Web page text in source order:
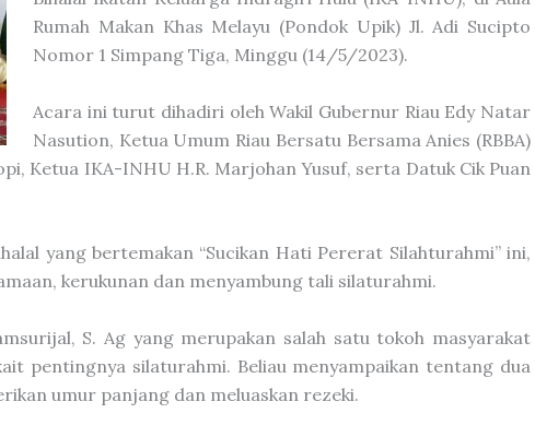
Rumah Makan Khas Melayu (Pondok Upik) Jl. Adi Sucipto
Nomor 1 Simpang Tiga, Minggu (14/5/2023).
Acara ini turut dihadiri oleh Wakil Gubernur Riau Edy Natar
Nasution, Ketua Umum Riau Bersatu Bersama Anies (RBBA)
Ketua IKA-INHU H.R. Marjohan Yusuf, serta Datuk Cik Puan
yang bertemakan “Sucikan Hati Pererat Silahturahmi” ini,
kerukunan dan menyambung tali silaturahmi.
S. Ag yang merupakan salah satu tokoh masyarakat
pentingnya silaturahmi. Beliau menyampaikan tentang dua
umur panjang dan meluaskan rezeki.